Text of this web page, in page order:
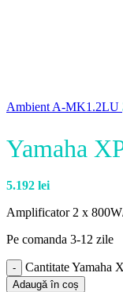
Ambient A-MK1.2LU
Yamaha
5.192 lei
Amplificator 2 x
Pe comanda 3-12 zile
Cantitate Yamaha
Adaugă în coș